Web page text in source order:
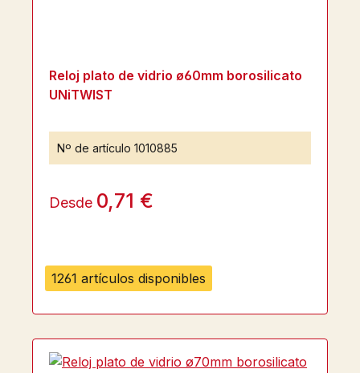
1261 artículos disponibles
Reloj plato de vidrio ø60mm borosilicato
UNiTWIST
Nº de artículo 1010885
Desde 0,71 €